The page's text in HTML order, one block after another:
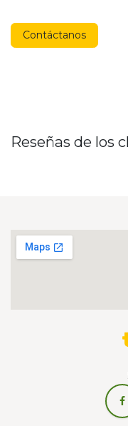
Contáctanos
Reseñas de los